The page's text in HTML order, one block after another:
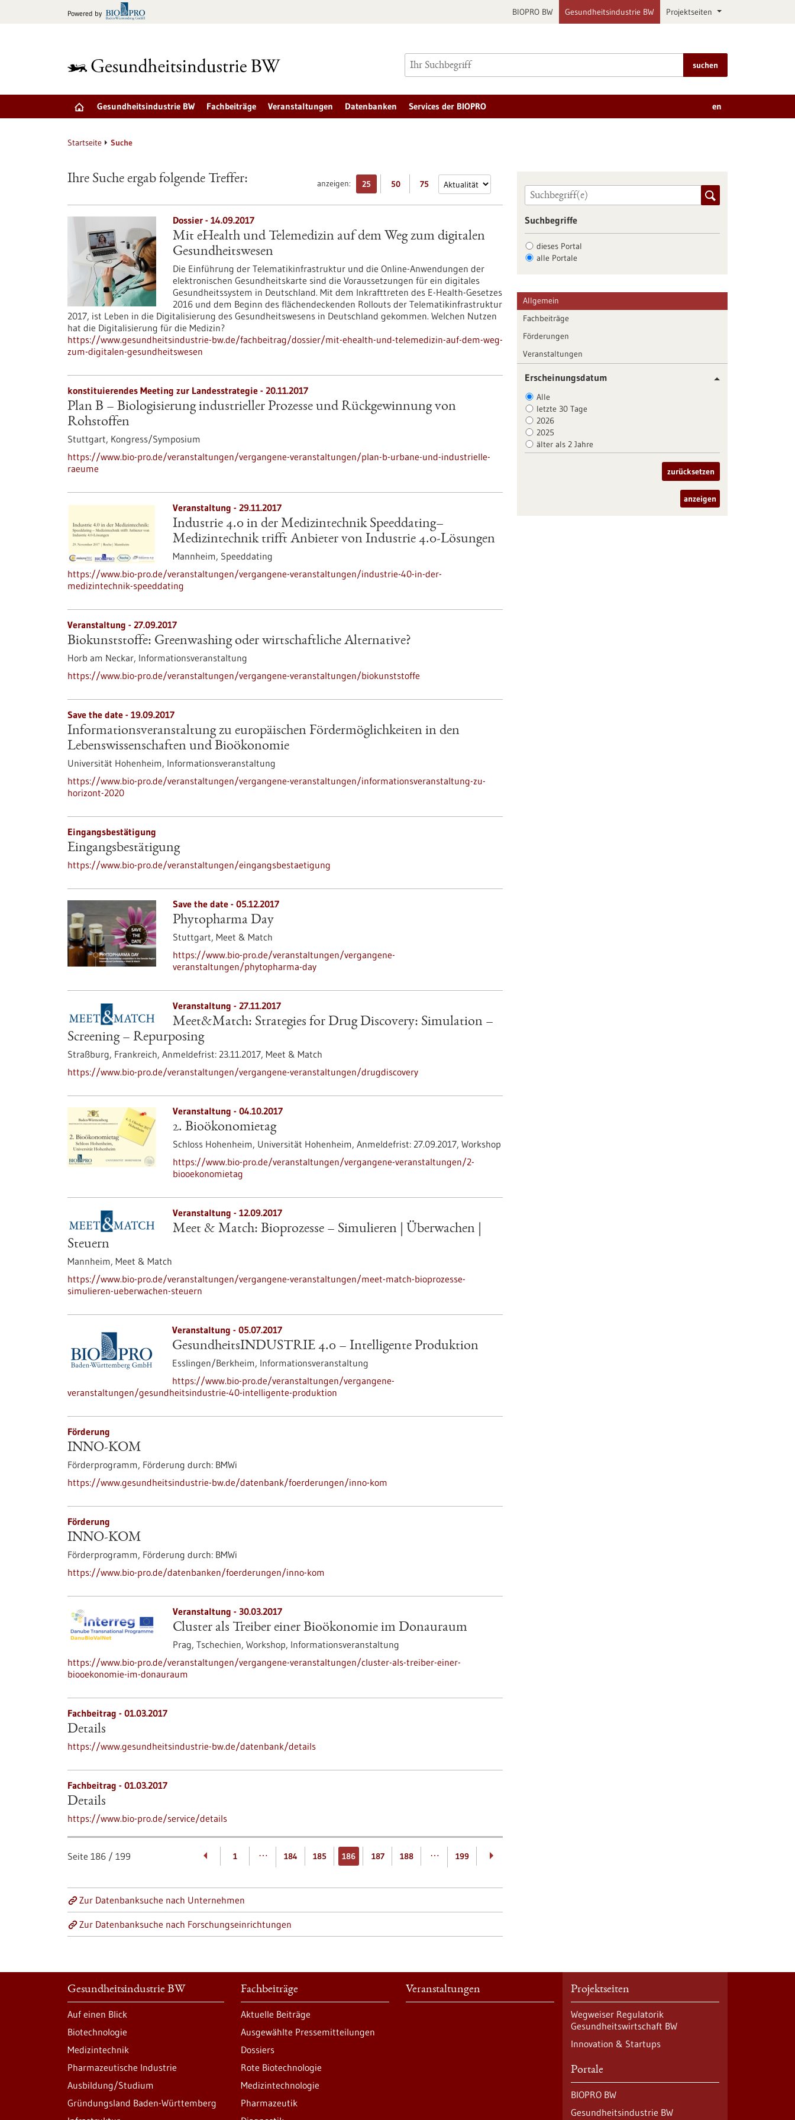
Powered by BIOPRO BW Gesundheitsindustrie BW Projektseiten
suchen
Gesundheitsindustrie BW Fachbeiträge Veranstaltungen Datenbanken Services der BIOPRO en
Startseite Suche
anzeigen: 25 50 75
Ihre Suche ergab folgende Treffer:
Dossier - 14.09.2017
Mit eHealth und Telemedizin auf dem Weg zum digitalen
Gesundheitswesen
Die Einführung der Telematikinfrastruktur und die Online-Anwendungen der
elektronischen Gesundheitskarte sind die Voraussetzungen für ein digitales
Gesundheitssystem in Deutschland. Mit dem Inkrafttreten des E-Health-Gesetzes
2016 und dem Beginn des flächendeckenden Rollouts der Telematikinfrastruktur
2017, ist Leben in die Digitalisierung des Gesundheitswesens in Deutschland gekommen. Welchen Nutzen
hat die Digitalisierung für die Medizin?
https://www.gesundheitsindustrie-bw.de/fachbeitrag/dossier/mit-ehealth-und-telemedizin-auf-dem-weg-
zum-digitalen-gesundheitswesen
konstituierendes Meeting zur Landesstrategie - 20.11.2017
Plan B – Biologisierung industrieller Prozesse und Rückgewinnung von
Rohstoffen
Stuttgart, Kongress/Symposium
https://www.bio-pro.de/veranstaltungen/vergangene-veranstaltungen/plan-b-urbane-und-industrielle-
raeume
Veranstaltung - 29.11.2017
Industrie 4.0 in der Medizintechnik Speeddating–
Medizintechnik trifft Anbieter von Industrie 4.0-Lösungen
Mannheim, Speeddating
https://www.bio-pro.de/veranstaltungen/vergangene-veranstaltungen/industrie-40-in-der-
medizintechnik-speeddating
Veranstaltung - 27.09.2017
Biokunststoffe: Greenwashing oder wirtschaftliche Alternative?
Horb am Neckar, Informationsveranstaltung
https://www.bio-pro.de/veranstaltungen/vergangene-veranstaltungen/biokunststoffe
Save the date - 19.09.2017
Informationsveranstaltung zu europäischen Fördermöglichkeiten in den
Lebenswissenschaften und Bioökonomie
Universität Hohenheim, Informationsveranstaltung
https://www.bio-pro.de/veranstaltungen/vergangene-veranstaltungen/informationsveranstaltung-zu-
horizont-2020
Eingangsbestätigung
Eingangsbestätigung
https://www.bio-pro.de/veranstaltungen/eingangsbestaetigung
Save the date - 05.12.2017
Phytopharma Day
Stuttgart, Meet & Match
https://www.bio-pro.de/veranstaltungen/vergangene-
veranstaltungen/phytopharma-day
Veranstaltung - 27.11.2017
Meet&Match: Strategies for Drug Discovery: Simulation –
Screening – Repurposing
Straßburg, Frankreich, Anmeldefrist: 23.11.2017, Meet & Match
https://www.bio-pro.de/veranstaltungen/vergangene-veranstaltungen/drugdiscovery
Veranstaltung - 04.10.2017
2. Bioökonomietag
Schloss Hohenheim, Universität Hohenheim, Anmeldefrist: 27.09.2017, Workshop
https://www.bio-pro.de/veranstaltungen/vergangene-veranstaltungen/2-
biooekonomietag
Veranstaltung - 12.09.2017
Meet & Match: Bioprozesse – Simulieren | Überwachen |
Steuern
Mannheim, Meet & Match
https://www.bio-pro.de/veranstaltungen/vergangene-veranstaltungen/meet-match-bioprozesse-
simulieren-ueberwachen-steuern
Veranstaltung - 05.07.2017
GesundheitsINDUSTRIE 4.0 – Intelligente Produktion
Esslingen/Berkheim, Informationsveranstaltung
https://www.bio-pro.de/veranstaltungen/vergangene-
veranstaltungen/gesundheitsindustrie-40-intelligente-produktion
Förderung
INNO-KOM
Förderprogramm, Förderung durch: BMWi
https://www.gesundheitsindustrie-bw.de/datenbank/foerderungen/inno-kom
Förderung
INNO-KOM
Förderprogramm, Förderung durch: BMWi
https://www.bio-pro.de/datenbanken/foerderungen/inno-kom
Veranstaltung - 30.03.2017
Cluster als Treiber einer Bioökonomie im Donauraum
Prag, Tschechien, Workshop, Informationsveranstaltung
https://www.bio-pro.de/veranstaltungen/vergangene-veranstaltungen/cluster-als-treiber-einer-
biooekonomie-im-donauraum
Fachbeitrag - 01.03.2017
Details
https://www.gesundheitsindustrie-bw.de/datenbank/details
Fachbeitrag - 01.03.2017
Details
https://www.bio-pro.de/service/details
Seite 186 / 199 1 … 184 185 186 187 188 … 199
Zur Datenbanksuche nach Unternehmen
Zur Datenbanksuche nach Forschungseinrichtungen
Suchbegriffe
dieses Portal
alle Portale
Allgemein
Fachbeiträge
Förderungen
Veranstaltungen
Erscheinungsdatum
Alle
letzte 30 Tage
2026
2025
älter als 2 Jahre
zurücksetzen
anzeigen
Gesundheitsindustrie BW
Auf einen Blick
Biotechnologie
Medizintechnik
Pharmazeutische Industrie
Ausbildung/Studium
Gründungsland Baden-Württemberg
Fachbeiträge
Aktuelle Beiträge
Ausgewählte Pressemitteilungen
Dossiers
Rote Biotechnologie
Medizintechnologie
Pharmazeutik
Veranstaltungen Projektseiten
Wegweiser Regulatorik
Gesundheitswirtschaft BW
Innovation & Startups
Portale
BIOPRO BW
Gesundheitsindustrie BW